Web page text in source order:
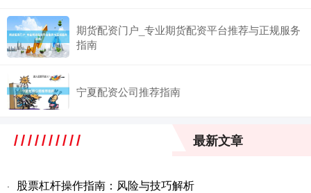
期货配资门户_专业期货配资平台推荐与正规服务
指南
宁夏配资公司推荐指南
最新文章
· 股票杠杆操作指南：风险与技巧解析